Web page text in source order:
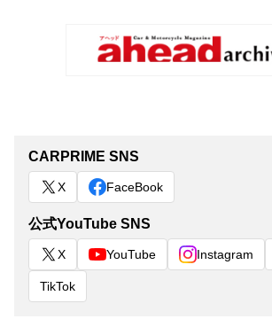
CARPRIME SNS
X FaceBook
公式YouTube SNS
X YouTube Instagram
TikTok